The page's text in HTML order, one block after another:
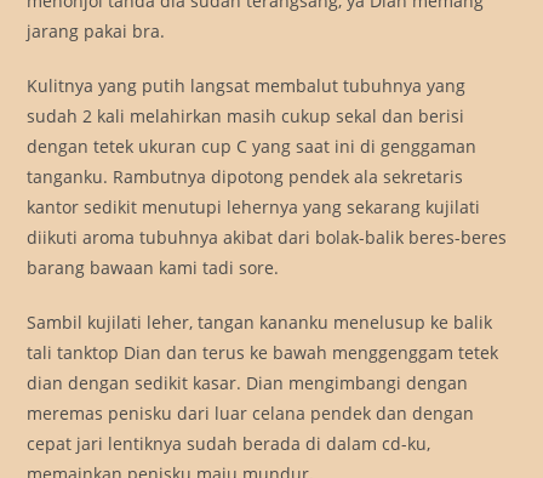
jarang pakai bra.
Kulitnya yang putih langsat membalut tubuhnya yang
sudah 2 kali melahirkan masih cukup sekal dan berisi
dengan tetek ukuran cup C yang saat ini di genggaman
tanganku. Rambutnya dipotong pendek ala sekretaris
kantor sedikit menutupi lehernya yang sekarang kujilati
diikuti aroma tubuhnya akibat dari bolak-balik beres-beres
barang bawaan kami tadi sore.
Sambil kujilati leher, tangan kananku menelusup ke balik
tali tanktop Dian dan terus ke bawah menggenggam tetek
dian dengan sedikit kasar. Dian mengimbangi dengan
meremas penisku dari luar celana pendek dan dengan
cepat jari lentiknya sudah berada di dalam cd-ku,